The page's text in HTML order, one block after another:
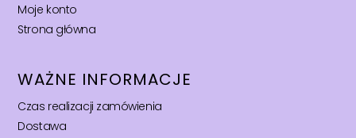
Moje konto
Strona główna
WAŻNE INFORMACJE
Czas realizacji zamówienia
Dostawa